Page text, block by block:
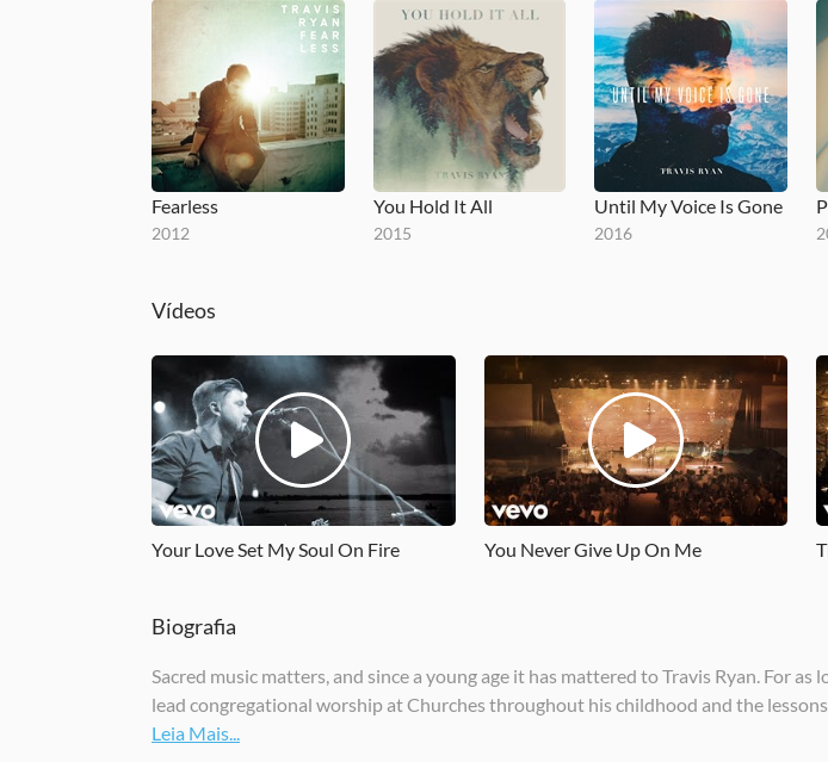
Fearless
2012
You Hold It All
2015
Until My Voice Is Gone
2016
Vídeos
Your Love Set My Soul On Fire You Never Give Up On Me
Biografia
Sacred music matters, and since a young age it has mattered to Travis Ryan. For
lead congregational worship at Churches throughout his childhood and the
Leia Mais...